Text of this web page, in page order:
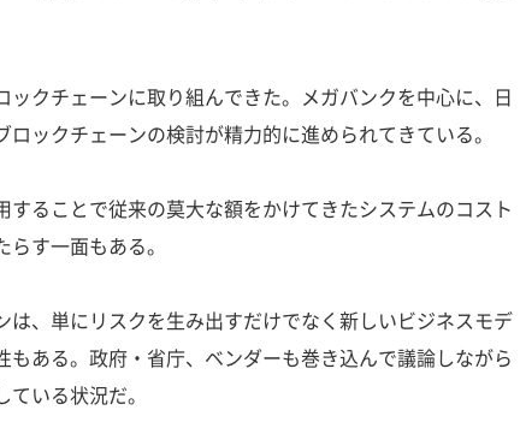
クチェーンに取り組んできた。メガバンクを中心に、日
ックチェーンの検討が精力的に進められてきている。
ることで従来の莫大な額をかけてきたシステムのコスト
す一面もある。
、単にリスクを生み出すだけでなく新しいビジネスモデ
もある。政府・省庁、ベンダーも巻き込んで議論しながら
いる状況だ。